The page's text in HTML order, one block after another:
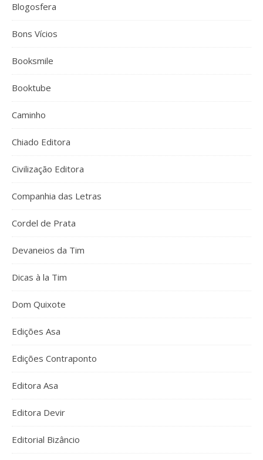
Blogosfera
Bons Vícios
Booksmile
Booktube
Caminho
Chiado Editora
Civilização Editora
Companhia das Letras
Cordel de Prata
Devaneios da Tim
Dicas à la Tim
Dom Quixote
Edições Asa
Edições Contraponto
Editora Asa
Editora Devir
Editorial Bizâncio